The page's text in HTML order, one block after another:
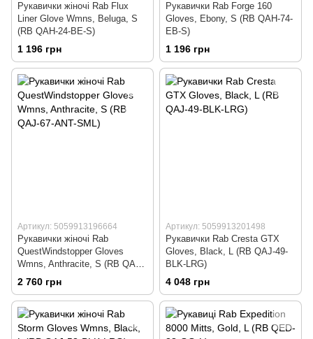
Рукавички жіночі Rab Flux
Liner Glove Wmns, Beluga, S
(RB QAH-24-BE-S)
1 196 грн
Рукавички Rab Forge 160
Gloves, Ebony, S (RB QAH-74-
EB-S)
1 196 грн
Артикул: 5059913196664
Рукавички жіночі Rab
QuestWindstopper Gloves
Wmns, Anthracite, S (RB QAJ-
67-ANT-SML)
2 760 грн
Артикул: 5059913201498
Рукавички Rab Cresta GTX
Gloves, Black, L (RB QAJ-49-
BLK-LRG)
4 048 грн